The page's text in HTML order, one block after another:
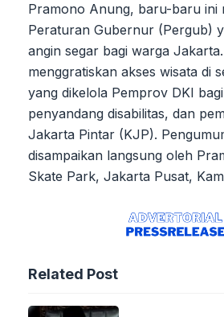
Pramono Anung, baru-baru ini
Peraturan Gubernur (Pergub)
angin segar bagi warga
menggratiskan akses wisata di
yang dikelola Pemprov DKI
penyandang disabilitas, dan
Jakarta Pintar (KJP).
disampaikan langsung oleh
Skate Park, Jakarta Pusat,
Related Post